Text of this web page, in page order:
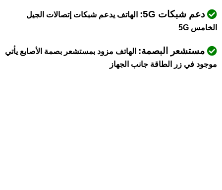
دعم شبكات 5G:
الهاتف يدعم شبكات إتصالات الجيل
الخامس 5G
مستشعر البصمة: الهاتف مزود بمستشعر بصمة الأصابع يأتي
موجود في زر الطاقة جانب الجهاز